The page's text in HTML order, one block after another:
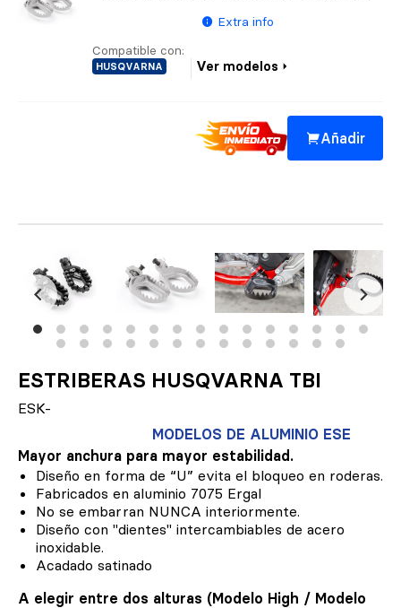
Extra info
Compatible con:
HUSQVARNA Ver modelos
Añadir
ESTRIBERAS HUSQVARNA TBI
ESK-
MODELOS DE ALUMINIO ESE
Mayor anchura para mayor estabilidad.
Diseño en forma de “U” evita el bloqueo en roderas.
Fabricados en aluminio 7075 Ergal
No se embarran NUNCA interiormente.
Diseño con "dientes" intercambiables de acero
inoxidable.
Acadado satinado
A elegir entre dos alturas (Modelo High / Modelo